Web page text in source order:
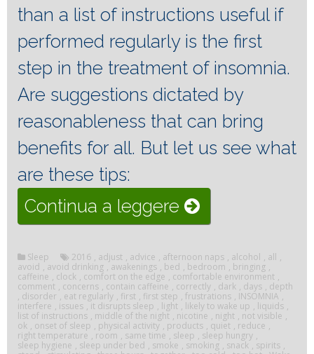
than a list of instructions useful if
performed regularly is the first
step in the treatment of insomnia.
Are suggestions dictated by
reasonableness that can bring
benefits for all. But let us see what
are these tips:
Continua a leggere “Sleep
hygiene”
Sleep 2016 , adjust , advice , afternoon naps , alcohol , all ,
avoid , avoid drinking , awakenings , bed , bedroom , bringing ,
caffeine , clock , comfort on the edge , comfortable environment ,
comment , concerns , contain caffeine , correctly , dark , days , depth
, disorder , eat regularly , first , first step , frustrations , INSOMNIA ,
interfere , issues , it disrupts sleep , light , likely to wake up , liquids ,
list of instructions , middle of the night , nicotine , night , not visible ,
ok , onset of sleep , physical activity , products , quiet , reduce ,
right temperature , room , same time , sleep , sleep hungry ,
sleep hygiene , sleep under bed , smoke , smoking , snack , spirits ,